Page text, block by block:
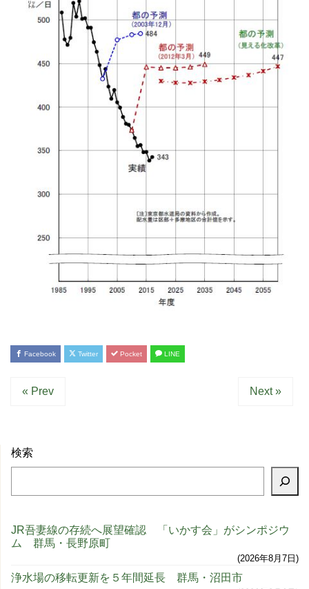
Facebook Twitter Pocket LINE
« Prev Next »
検索
JR吾妻線の存続へ展望確認 「いかす会」がシンポジウ
ム 群馬・長野原町
2026年8月7日
浄水場の移転更新を５年間延長 群馬・沼田市